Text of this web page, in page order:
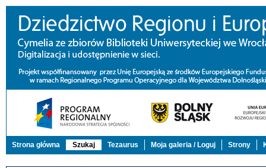
Strona główna Szukaj Tezaurus Moja galeria / Loguj Strony